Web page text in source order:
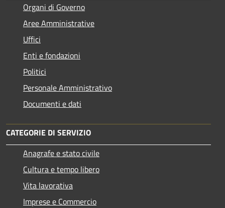
Organi di Governo
Aree Amministrative
Uffici
Enti e fondazioni
Politici
Personale Amministrativo
Documenti e dati
CATEGORIE DI SERVIZIO
Anagrafe e stato civile
Cultura e tempo libero
Vita lavorativa
Imprese e Commercio